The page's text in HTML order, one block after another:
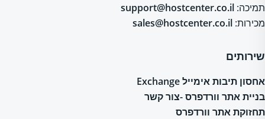
תמיכה: support@hostcenter.co.il
מכירות: sales@hostcenter.co.il
שירותים
אחסון תיבות אימייל Exchange
בניית אתר וורדפרס -צור קשר
תחזוקת אתר וורדפרס